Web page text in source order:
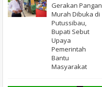
Gerakan Pangan
Murah Dibuka di
Putussibau,
Bupati Sebut
Upaya
Pemerintah
Bantu
Masyarakat